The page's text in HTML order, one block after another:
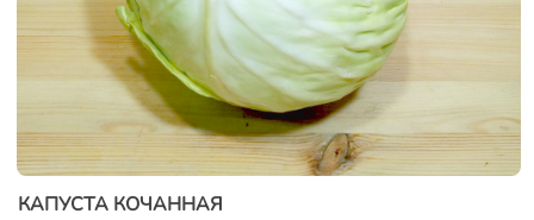
КАПУСТА КОЧАННАЯ